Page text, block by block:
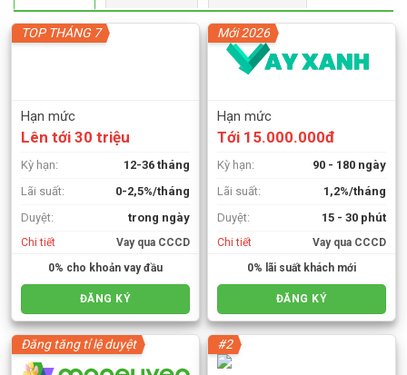
TOP THÁNG 7
Hạn mức
Lên tới 30 triệu
Kỳ hạn:
12-36 tháng
Lãi suất:
0-2,5%/tháng
Duyệt:
trong ngày
Chi tiết
Vay qua CCCD
0% cho khoản vay đầu
ĐĂNG KÝ
Mới 2026
Hạn mức
Tới 15.000.000đ
Kỳ hạn:
90 - 180 ngày
Lãi suất:
1,2%/tháng
Duyệt:
15 - 30 phút
Chi tiết
Vay qua CCCD
0% lãi suất khách mới
ĐĂNG KÝ
Đăng tăng tỉ lệ duyệt #2